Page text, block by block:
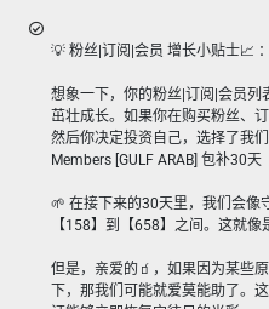
💡 粉丝|订阅|会员 增长小贴士📈 ：
想象一下，你的粉丝|订阅|会员
茁壮成长。如果你在购买粉丝、
然后你决定投资自己，选择了我
Members [GULF ARAB] 包补30天
🌱 在接下来的30天里，我们会像
【158】到【658】之间。这就像
但是，亲爱的🧃，如果因为某些
下，那我们可能就爱莫能助了。